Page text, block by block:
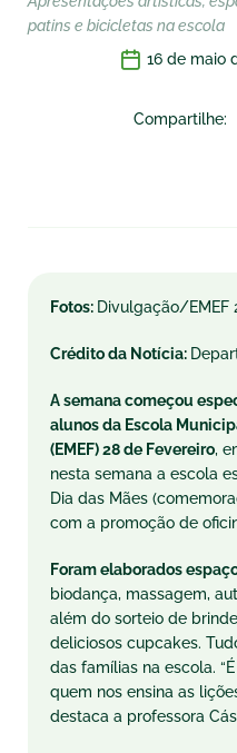
patins e bicicletas na escola
16 de maio
Compartilhe:
Fotos: Divulgação/EMEF
Crédito da Notícia:
A semana começou
alunos da Escola
(EMEF) 28 de Fevereiro,
nesta semana a escola
Dia das Mães
com a promoção de
Foram elaborados
biodança, massagem,
além do sorteio de
deliciosos cupcakes.
das famílias na escola.
quem nos ensina as
destaca a professora